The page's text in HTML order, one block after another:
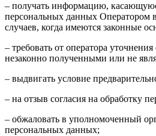
– получать информацию,
персональных данных Оператором
случаев, когда имеются законные
– требовать от оператора
незаконно полученными или не
– выдвигать условие
– на отзыв согласия на обработку
– обжаловать в уполномоченный
персональных данных;